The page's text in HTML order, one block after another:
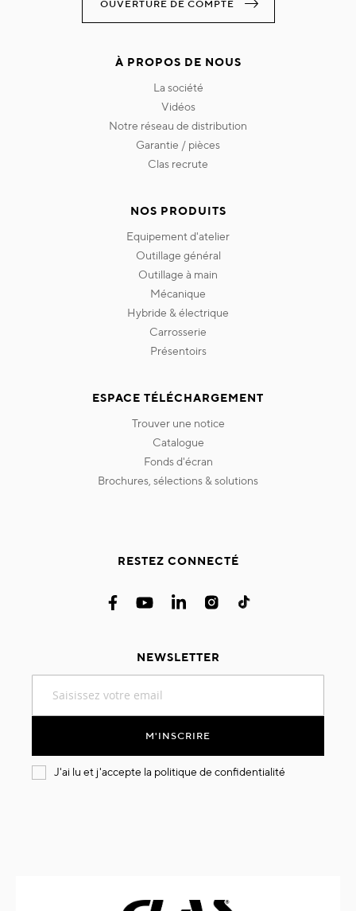
OUVERTURE DE COMPTE
À PROPOS DE NOUS
la société
vidéos
notre réseau de distribution
garantie / pièces
clas recrute
NOS PRODUITS
equipement d'atelier
outillage général
outillage à main
mécanique
hybride & électrique
carrosserie
présentoirs
ESPACE TÉLÉCHARGEMENT
trouver une notice
catalogue
fonds d'écran
brochures, sélections & solutions
RESTEZ CONNECTÉ
NEWSLETTER
notre
M'INSCRIRE
J'ai lu et j'accepte la politique de confidentialité